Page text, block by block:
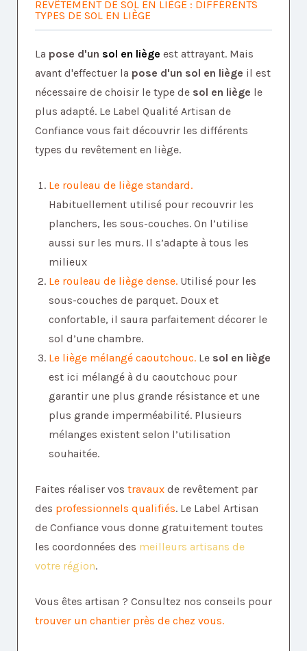
REVÊTEMENT DE SOL EN LIÈGE : DIFFÉRENTS
TYPES DE SOL EN LIÈGE
La pose d'un sol en liège est attrayant. Mais
avant d'effectuer la pose d'un sol en liège il est
nécessaire de choisir le type de sol en liège le
plus adapté. Le Label Qualité Artisan de
Confiance vous fait découvrir les différents
types du revêtement en liège.
Le rouleau de liège standard.
Habituellement utilisé pour recouvrir les
planchers, les sous-couches. On l’utilise
aussi sur les murs. Il s’adapte à tous les
milieux
Le rouleau de liège dense. Utilisé pour les
sous-couches de parquet. Doux et
confortable, il saura parfaitement décorer le
sol d’une chambre.
Le liège mélangé caoutchouc. Le sol en liège
est ici mélangé à du caoutchouc pour
garantir une plus grande résistance et une
plus grande imperméabilité. Plusieurs
mélanges existent selon l’utilisation
souhaitée.
Faites réaliser vos travaux de revêtement par
des professionnels qualifiés. Le Label Artisan
de Confiance vous donne gratuitement toutes
les coordonnées des meilleurs artisans de
votre région.
Vous êtes artisan ? Consultez nos conseils pour
trouver un chantier près de chez vous.